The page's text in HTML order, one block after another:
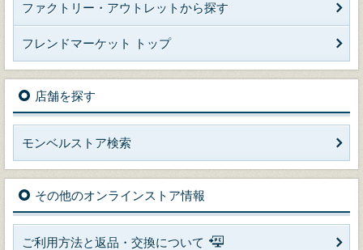
ファクトリー・アウトレットから探す
フレンドマーケット トップ
店舗を探す
モンベルストア検索
その他のオンラインストア情報
ご利用方法と返品・交換について